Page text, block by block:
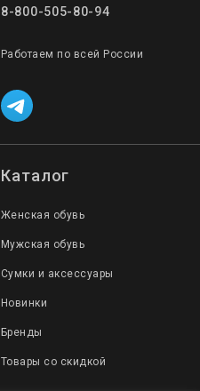
8-800-505-80-94
Работаем по всей России
Каталог
Женская обувь
Мужская обувь
Сумки и аксессуары
Новинки
Бренды
Товары со скидкой